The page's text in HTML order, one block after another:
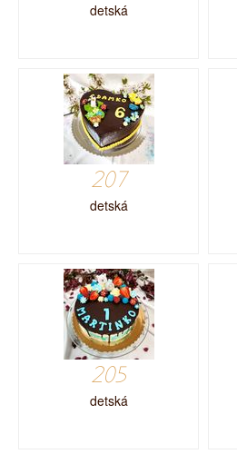
detská
207
detská
205
detská